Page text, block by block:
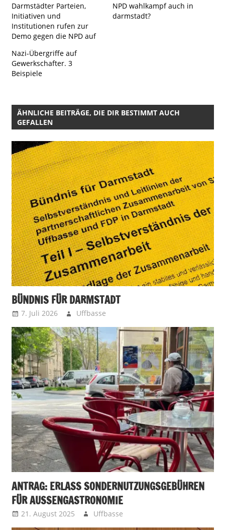
Darmstädter Parteien,
Initiativen und
Institutionen rufen zur
Demo gegen die NPD auf
NPD wahlkampf auch in
darmstadt?
Nazi-Übergriffe auf
Gewerkschafter. 3
Beispiele
ÄHNLICHE BEITRÄGE, DIE DIR BESTIMMT AUCH
GEFALLEN
BÜNDNIS FÜR DARMSTADT
7. Juli 2026 Uffbasse
ANTRAG: ERLASS SONDERNUTZUNGSGEBÜHREN
FÜR AUSSENGASTRONOMIE
21. August 2025 Uffbasse